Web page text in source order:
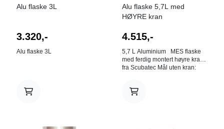
Alu flaske 3L
3.320,-
Alu flaske 3L
Alu flaske 5,7L med
HØYRE kran
4.515,-
5,7 L Aluminium MES flaske
med ferdig montert høyre kran
fra Scubatec Mål uten kran: